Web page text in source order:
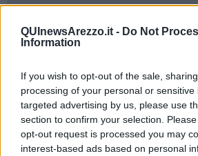
QUInewsArezzo.it - Do Not
Information
If you wish to opt-out of the sale,
processing of your personal or
targeted advertising by us, please use
section to confirm your selection.
opt-out request is processed you may
interest-based ads based on personal
Uno dei ponti che ancora oggi conserva la
Valdarno percorrendo l’antica via e
paesaggistico circostante.
L’aspetto attuale del ponte romanico risale
si hanno testimonianze della presenza, in
ponte di legno che attraversava l’Arno in
allora comeVilla di Buriano, da cui il